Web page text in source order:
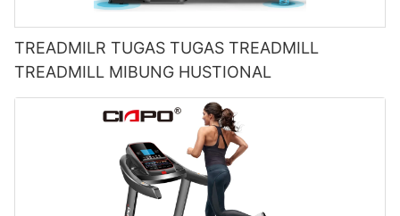
TREADMILR TUGAS TUGAS TREADMILL
TREADMILL MIBUNG HUSTIONAL